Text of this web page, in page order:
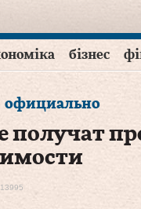
бізнес
официально
получат
13995